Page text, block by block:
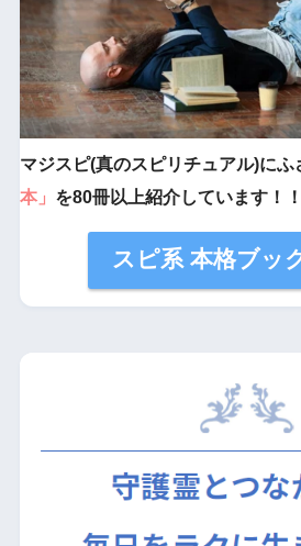
マジスピ(真のスピリチュアル)にふ
本」 を80冊以上紹介しています！！
スピ系 本格ブッ